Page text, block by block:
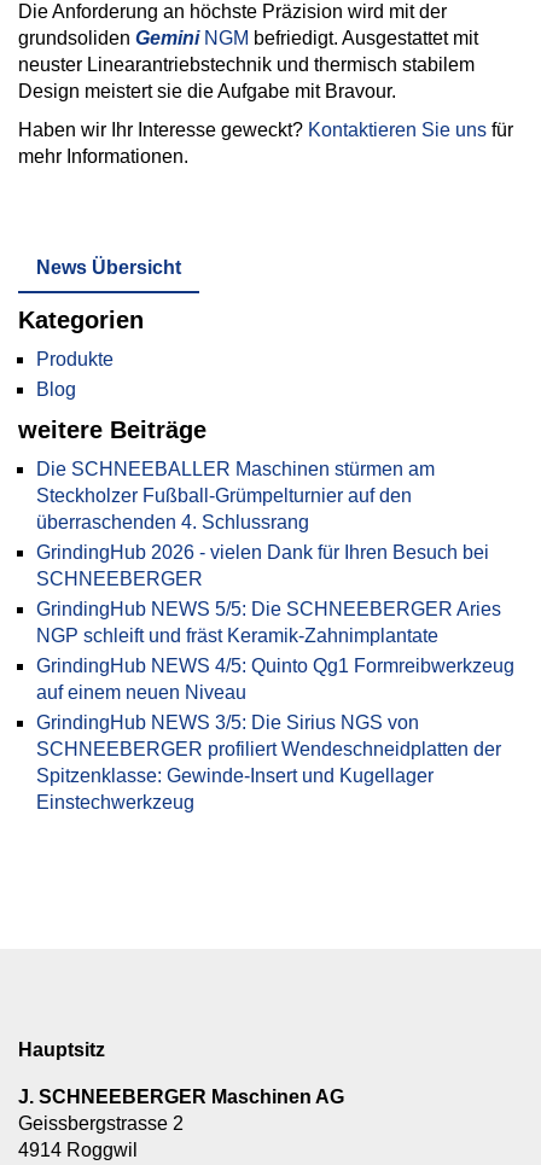
Die Anforderung an höchste Präzision wird mit der
grundsoliden GeminiNGM befriedigt. Ausgestattet mit
neuster Linearantriebstechnik und thermisch stabilem
Design meistert sie die Aufgabe mit Bravour.
Haben wir Ihr Interesse geweckt? Kontaktieren Sie uns für
mehr Informationen.
News Übersicht
Kategorien
Produkte
Blog
weitere Beiträge
Die SCHNEEBALLER Maschinen stürmen am
Steckholzer Fußball-Grümpelturnier auf den
überraschenden 4. Schlussrang
GrindingHub 2026 - vielen Dank für Ihren Besuch bei
SCHNEEBERGER
GrindingHub NEWS 5/5: Die SCHNEEBERGER Aries
NGP schleift und fräst Keramik-Zahnimplantate
GrindingHub NEWS 4/5: Quinto Qg1 Formreibwerkzeug
auf einem neuen Niveau
GrindingHub NEWS 3/5: Die Sirius NGS von
SCHNEEBERGER profiliert Wendeschneidplatten der
Spitzenklasse: Gewinde-Insert und Kugellager
Einstechwerkzeug
Hauptsitz
J. SCHNEEBERGER Maschinen AG
Geissbergstrasse 2
4914 Roggwil